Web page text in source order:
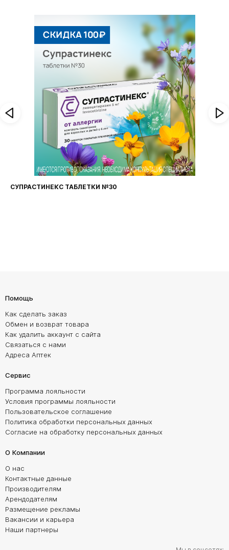
СУПРАСТИНЕКС ТАБЛЕТКИ №30
Помощь
Как сделать заказ
Обмен и возврат товара
Как удалить аккаунт с сайта
Связаться с нами
Адреса Аптек
Сервис
Программа лояльности
Условия программы лояльности
Пользовательское соглашение
Политика обработки персональных данных
Согласие на обработку персональных данных
О Компании
О нас
Контактные данные
Производителям
Арендодателям
Размещение рекламы
Вакансии и карьера
Наши партнеры